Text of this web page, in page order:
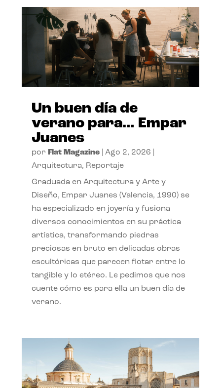
Un buen día de
verano para… Empar
Juanes
por Flat Magazine| Ago 2, 2026
Arquitectura, Reportaje
Graduada en Arquitectura y Arte y
Diseño, Empar Juanes (Valencia, 1990) se
ha especializado en joyería y fusiona
diversos conocimientos en su práctica
artística, transformando piedras
preciosas en bruto en delicadas obras
escultóricas que parecen flotar entre lo
tangible y lo etéreo. Le pedimos que nos
cuente cómo es para ella un buen día de
verano.